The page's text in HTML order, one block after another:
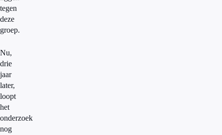
tegen
deze
groep.
Nu,
drie
jaar
later,
loopt
het
onderzoek
nog